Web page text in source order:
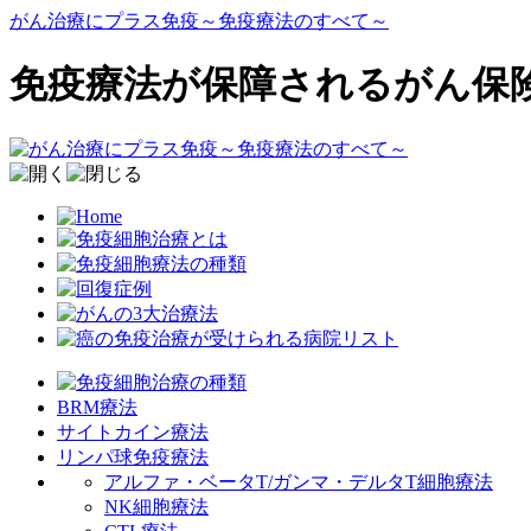
がん治療にプラス免疫～免疫療法のすべて～
免疫療法が保障されるがん保
BRM療法
サイトカイン療法
リンパ球免疫療法
アルファ・ベータT/ガンマ・デルタT細胞療法
NK細胞療法